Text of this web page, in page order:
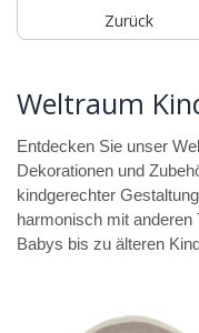
Zurück
Weltraum
Entdecken Sie unser
Dekorationen und
kindgerechter
harmonisch mit
Babys bis zu älteren